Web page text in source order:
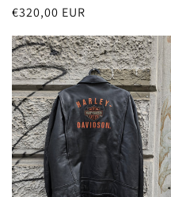
Prezzo
listino
€320,00 EUR